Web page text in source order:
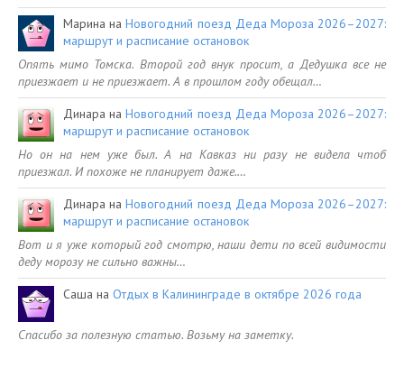
Марина наНовогодний поезд Деда Мороза 2026–2027:
маршрут и расписание остановок
Опять мимо Томска. Второй год внук просит, а Дедушка все не
приезжает и не приезжает. А в прошлом году обещал…
Динара наНовогодний поезд Деда Мороза 2026–2027:
маршрут и расписание остановок
Но он на нем уже был. А на Кавказ ни разу не видела чтоб
приезжал. И похоже не планирует даже.…
Динара наНовогодний поезд Деда Мороза 2026–2027:
маршрут и расписание остановок
Вот и я уже который год смотрю, наши дети по всей видимости
деду морозу не сильно важны…
Саша на Отдых в Калининграде в октябре 2026 года
Спасибо за полезную статью. Возьму на заметку.